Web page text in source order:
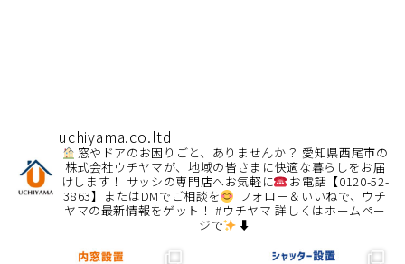
uchiyama.co.ltd
窓やドアのお困りごと、ありませんか？ 愛知県西尾市の
株式会社ウチヤマが、地域の皆さまに快適な暮らしをお届
けします！
サッシの専門店へお気軽に
お電話【0120-52-
3863】またはDMでご相談を
フォロー＆いいねで、ウチ
ヤマの最新情報をゲット！ #ウチヤマ詳しくはホームペー
ジで
⬇